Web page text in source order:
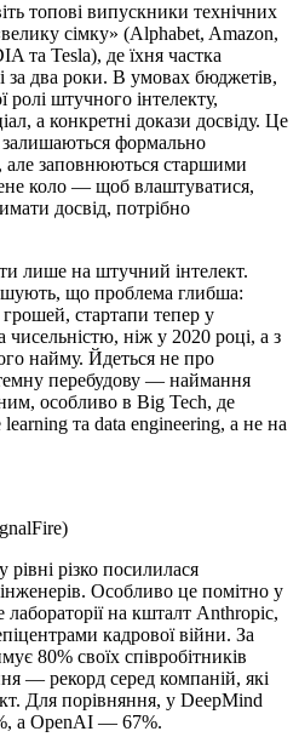
топові випускники технічних
сімку» (Alphabet, Amazon,
та Tesla), де їхня частка
за два роки. В умовах бюджетів,
ролі штучного інтелекту,
а конкретні докази досвіду. Це
залишаються формально
але заповнюються старшими
коло — щоб влаштуватися,
досвід, потрібно
лише на штучний інтелект.
що проблема глибша:
стартапи тепер у
ніж у 2020 році, а з
найму. Йдеться не про
перебудову — наймання
особливо в Big Tech, де
та data engineering, а не на
різко посилилася
Особливо це помітно у
лабораторії на кшталт Anthropic,
кадрової війни. За
80% своїх співробітників
— рекорд серед компаній, які
Для порівняння, у DeepMind
а OpenAI — 67%.